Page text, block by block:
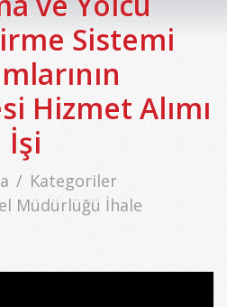
Sistemi
Hizmet Alımı
İşi
Kategoriler
Müdürlüğü İhale